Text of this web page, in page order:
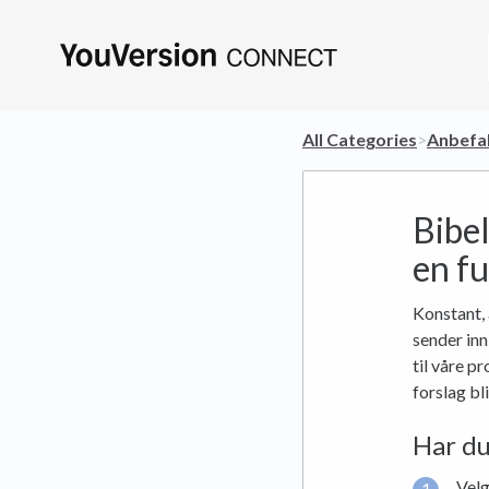
All Categories​>​
en
sender
til våre
forslag
Har